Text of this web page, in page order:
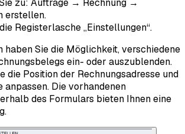
zu: Aufträge → Rechnung →
erstellen.
Registerlasche „Einstellungen“.
haben Sie die Möglichkeit, verschiedene
ein- oder auszublenden.
die Position der Rechnungsadresse und
anpassen. Die vorhandenen
des Formulars bieten Ihnen eine